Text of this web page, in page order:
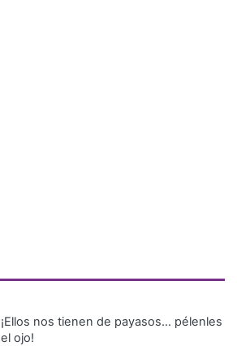
¡Ellos nos tienen de payasos… pélenles
el ojo!